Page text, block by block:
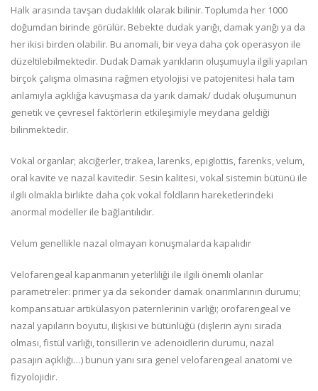
Halk arasında tavşan dudaklılık olarak bilinir. Toplumda her 1000
doğumdan birinde görülür. Bebekte dudak yarığı, damak yarığı ya da
her ikisi birden olabilir. Bu anomali, bir veya daha çok operasyon ile
düzeltilebilmektedir. Dudak Damak yarıkların oluşumuyla ilgili yapılan
birçok çalışma olmasına rağmen etyolojisi ve patojenitesi hala tam
anlamıyla açıklığa kavuşmasa da yarık damak/ dudak oluşumunun
genetik ve çevresel faktörlerin etkileşimiyle meydana geldiği
bilinmektedir.
Vokal organlar; akciğerler, trakea, larenks, epiglottis, farenks, velum,
oral kavite ve nazal kavitedir. Sesin kalitesi, vokal sistemin bütünü ile
ilgili olmakla birlikte daha çok vokal foldların hareketlerindeki
anormal modeller ile bağlantılıdır.
Velum genellikle nazal olmayan konuşmalarda kapalıdır
Velofarengeal kapanmanın yeterliliği ile ilgili önemli olanlar
parametreler: primer ya da sekonder damak onarımlarının durumu;
kompansatuar artikülasyon paternlerinin varlığı; orofarengeal ve
nazal yapıların boyutu, ilişkisi ve bütünlüğü (dişlerin aynı sırada
olması, fistül varlığı, tonsillerin ve adenoidlerin durumu, nazal
pasajın açıklığı…) bunun yanı sıra genel velofarengeal anatomi ve
fizyolojidir.